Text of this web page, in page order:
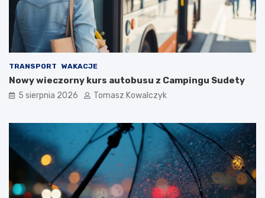
TRANSPORT WAKACJE
Nowy wieczorny kurs autobusu z Campingu Sudety
5 sierpnia 2026 Tomasz Kowalczyk